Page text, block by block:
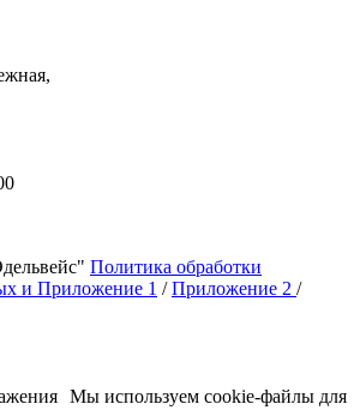
Политика обработки
и Приложение 1 /Приложение 2 /
Мы используем cookie-файлы для